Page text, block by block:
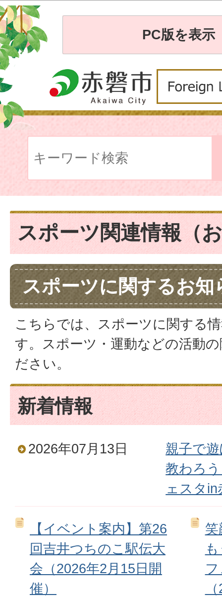
PC版を表示
スポーツ関連情報（
スポーツに関するお知
こちらでは、スポーツに関する
す。スポーツ・運動などの活動
ださい。
新着情報
2026年07月13日
親子で
教わろ
ェスタin
【イベント案内】第26
回吉井つちのこ駅伝大
会（2026年2月15日開
催）